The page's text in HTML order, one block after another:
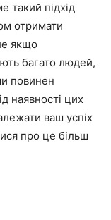
такий підхід
отримати
якщо
багато людей,
повинен
наявності цих
ваш успіх
про це більш